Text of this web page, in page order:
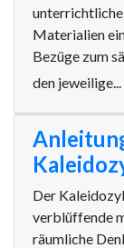
Materialien
Bezüge zum
den jeweilige...
Der
verblüffende
räumliche